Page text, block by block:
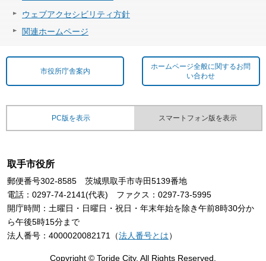
ウェブアクセシビリティ方針
関連ホームページ
市役所庁舎案内
ホームページ全般に関するお問
い合わせ
PC版を表示 スマートフォン版を表示
取手市役所
郵便番号302-8585 茨城県取手市寺田5139番地
電話：0297-74-2141(代表) ファクス：0297-73-5995
開庁時間：土曜日・日曜日・祝日・年末年始を除き午前8時30分か
ら午後5時15分まで
法人番号：4000020082171（法人番号とは）
Copyright © Toride City. All Rights Reserved.